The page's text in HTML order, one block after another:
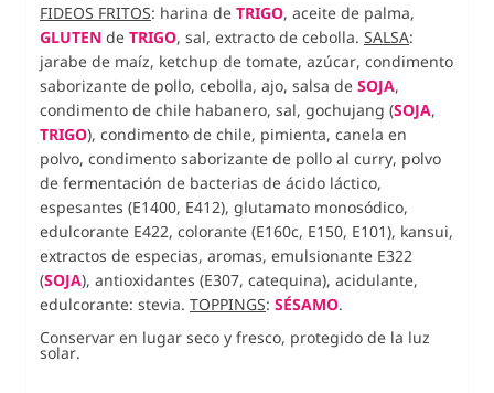
FIDEOS FRITOS: harina de TRIGO, aceite de palma,
GLUTEN de TRIGO, sal, extracto de cebolla. SALSA:
jarabe de maíz, ketchup de tomate, azúcar, condimento
saborizante de pollo, cebolla, ajo, salsa de SOJA,
condimento de chile habanero, sal, gochujang (SOJA,
TRIGO), condimento de chile, pimienta, canela en
polvo, condimento saborizante de pollo al curry, polvo
de fermentación de bacterias de ácido láctico,
espesantes (E1400, E412), glutamato monosódico,
edulcorante E422, colorante (E160c, E150, E101), kansui,
extractos de especias, aromas, emulsionante E322
(SOJA), antioxidantes (E307, catequina), acidulante,
edulcorante: stevia. TOPPINGS: SÉSAMO.
Conservar en lugar seco y fresco, protegido de la luz
solar.